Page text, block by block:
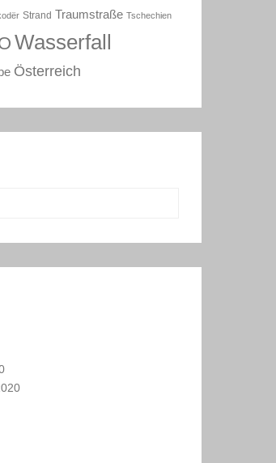
Strand Traumstraße Tschechien
Wasserfall
Österreich